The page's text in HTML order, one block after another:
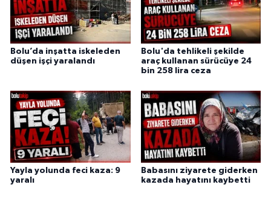
Bolu’da inşatta iskeleden
düşen işçi yaralandı
Bolu'da tehlikeli şekilde
araç kullanan sürücüye 24
bin 258 lira ceza
Yayla yolunda feci kaza: 9
yaralı
Babasını ziyarete giderken
kazada hayatını kaybetti